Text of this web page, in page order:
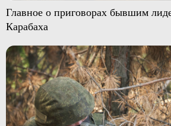
Главное о приговорах бывшим
Карабаха